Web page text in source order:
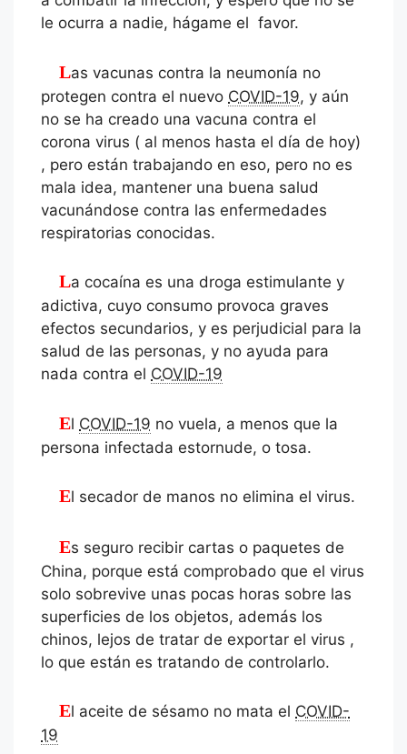
le ocurra a nadie, hágame el favor.
Las vacunas contra la neumonía no
protegen contra el nuevo COVID-19, y aún
no se ha creado una vacuna contra el
corona virus ( al menos hasta el día de hoy)
, pero están trabajando en eso, pero no es
mala idea, mantener una buena salud
vacunándose contra las enfermedades
respiratorias conocidas.
La cocaína es una droga estimulante y
adictiva, cuyo consumo provoca graves
efectos secundarios, y es perjudicial para la
salud de las personas, y no ayuda para
nada contra el COVID-19
El COVID-19 no vuela, a menos que la
persona infectada estornude, o tosa.
El secador de manos no elimina el virus.
Es seguro recibir cartas o paquetes de
China, porque está comprobado que el virus
solo sobrevive unas pocas horas sobre las
superficies de los objetos, además los
chinos, lejos de tratar de exportar el virus ,
lo que están es tratando de controlarlo.
El aceite de sésamo no mata el COVID-
19